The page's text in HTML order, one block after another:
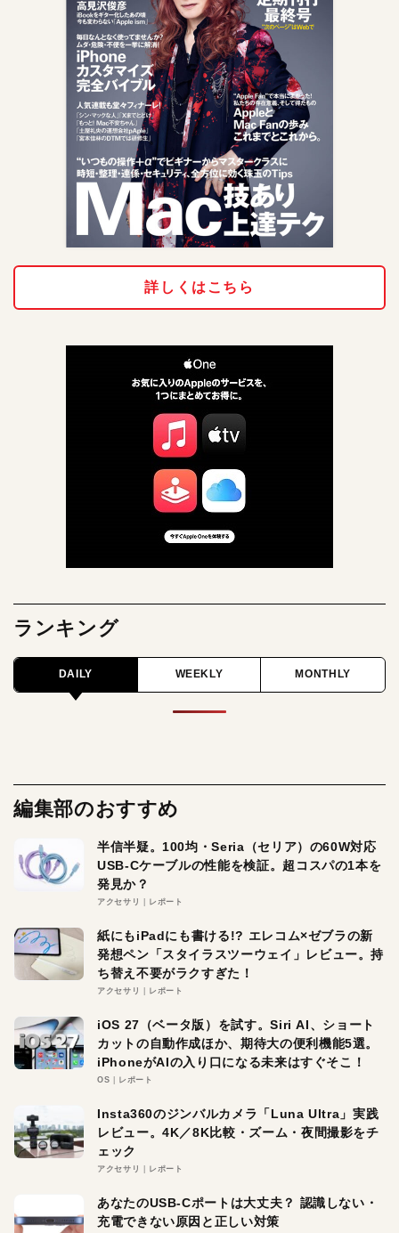
詳しくはこちら
ランキング
DAILY WEEKLY MONTHLY
編集部のおすすめ
半信半疑。100均・Seria（セリア）の60W対応
USB-Cケーブルの性能を検証。超コスパの1本を
発見か？
アクセサリ レポート
紙にもiPadにも書ける!? エレコム×ゼブラの新
発想ペン「スタイラスツーウェイ」レビュー。持
ち替え不要がラクすぎた！
アクセサリ レポート
iOS 27（ベータ版）を試す。Siri AI、ショート
カットの自動作成ほか、期待大の便利機能5選。
iPhoneがAIの入り口になる未来はすぐそこ！
OS レポート
Insta360のジンバルカメラ「Luna Ultra」実践
レビュー。4K／8K比較・ズーム・夜間撮影をチ
ェック
アクセサリ レポート
あなたのUSB-Cポートは大丈夫？ 認識しない・
充電できない原因と正しい対策